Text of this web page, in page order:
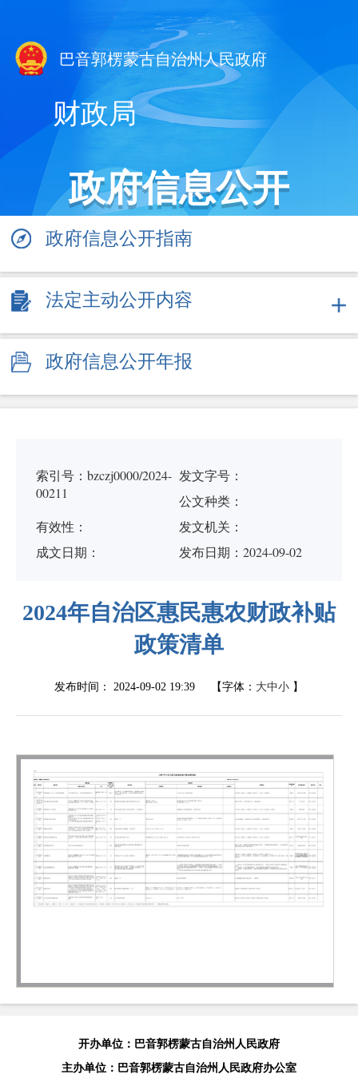
巴音郭楞蒙古自治州人民政府
财政局
政府信息公开
政府信息公开指南
法定主动公开内容
政府信息公开年报
索引号：bzczj0000/2024-
00211
发文字号：
公文种类：
有效性：
发文机关：
成文日期：
发布日期：2024-09-02
2024年自治区惠民惠农财政补贴
政策清单
发布时间： 2024-09-02 19:39 【字体： 大中小 】
开办单位：巴音郭楞蒙古自治州人民政府
主办单位：巴音郭楞蒙古自治州人民政府办公室